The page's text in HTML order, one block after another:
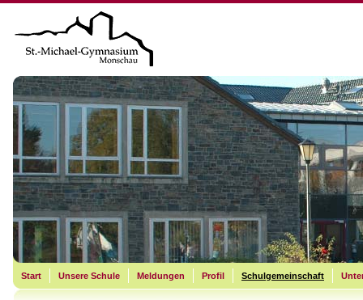
Start Unsere Schule Meldungen Profil Schulgemeinschaft